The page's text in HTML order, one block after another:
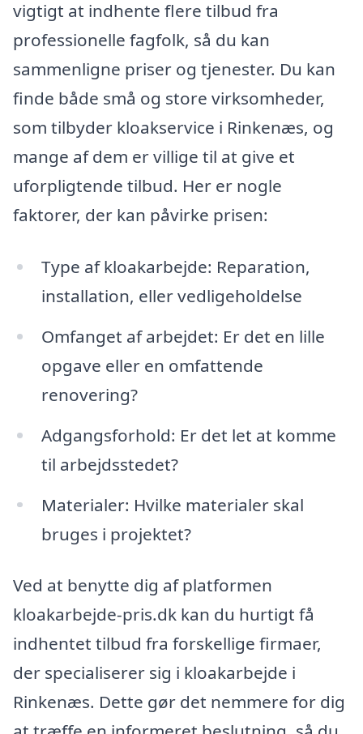
vigtigt at indhente flere tilbud fra
professionelle fagfolk, så du kan
sammenligne priser og tjenester. Du kan
finde både små og store virksomheder,
som tilbyder kloakservice i Rinkenæs, og
mange af dem er villige til at give et
uforpligtende tilbud. Her er nogle
faktorer, der kan påvirke prisen:
Type af kloakarbejde: Reparation,
installation, eller vedligeholdelse
Omfanget af arbejdet: Er det en lille
opgave eller en omfattende
renovering?
Adgangsforhold: Er det let at komme
til arbejdsstedet?
Materialer: Hvilke materialer skal
bruges i projektet?
Ved at benytte dig af platformen
kloakarbejde-pris.dk kan du hurtigt få
indhentet tilbud fra forskellige firmaer,
der specialiserer sig i kloakarbejde i
Rinkenæs. Dette gør det nemmere for dig